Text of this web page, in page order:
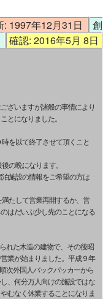
1997年12月31日
創
確認: 2016年5月 8日
ざいますが諸般の事情により
とになりました。
を以て終了させて頂くこと
の晩になります。
施設の情報をご希望の方は
たして営業再開するか、営
はだいぶ少し先のことになる
れた木造の建物で、その後昭
業が始まりました。平成９年
次外国人バックパッカーから
、何分万人向けの施設ではな
むなく休業することになりま